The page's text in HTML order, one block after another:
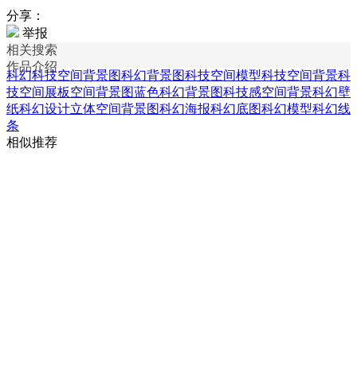
分享：
举报
相关搜索
作品介绍
科幻科技空间背景图科幻背景图科技空间模型科技空间背景科
技空间展板空间背景图蓝色科幻背景图科技感空间背景科幻壁
纸科幻设计立体空间背景图科幻海报科幻底图科幻模型科幻线
条
相似推荐